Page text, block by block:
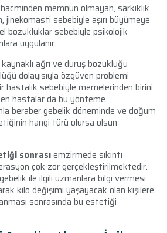
memnun olmayan, sarkıklık
jinekomasti sebebiyle aşırı büyümeye
bozukluklar sebebiyle psikolojik
uygulanır.
ağrı ve duruş bozukluğu
dolayısıyla özgüven problemi
hastalık sebebiyle memelerinden birini
hastalar da bu yönteme
beraber gebelik döneminde ve doğum
hangi türü olursa olsun
sonrasıemzirmede sıkıntı
çok zor gerçekleştirilmektedir.
ile ilgili uzmanlara bilgi vermesi
kilo değişimi yaşayacak olan kişilere
sonrasında bu estetiği